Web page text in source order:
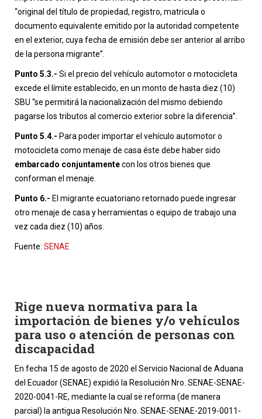
“original del título de propiedad, registro, matricula o
documento equivalente emitido por la autoridad competente
en el exterior, cuya fecha de emisión debe ser anterior al arribo
de la persona migrante”.
Punto 5.3.- Si el precio del vehículo automotor o motocicleta
excede el límite establecido, en un monto de hasta diez (10)
SBU “se permitirá la nacionalización del mismo debiendo
pagarse los tributos al comercio exterior sobre la diferencia”.
Punto 5.4.- Para poder importar el vehículo automotor o
motocicleta como menaje de casa éste debe haber sido
embarcado conjuntamentecon los otros bienes que
conforman el menaje.
Punto 6.- El migrante ecuatoriano retornado puede ingresar
otro menaje de casa y herramientas o equipo de trabajo una
vez cada diez (10) años.
Fuente: SENAE
Rige nueva normativa para la
importación de bienes y/o vehículos
para uso o atención de personas con
discapacidad
En fecha 15 de agosto de 2020 el Servicio Nacional de Aduana
del Ecuador (SENAE) expidió la Resolución Nro. SENAE-SENAE-
2020-0041-RE, mediante la cual se reforma (de manera
parcial) la antigua Resolución Nro. SENAE-SENAE-2019-0011-